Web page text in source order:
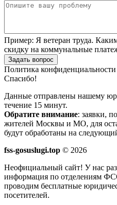
Пример: Я ветеран труда.
скидку на коммунальные
Задать вопрос
Политика конфиденциальности
Спасибо!
Данные отправлены нашему
течение 15 минут.
Обратите внимание: заявки,
жителей Москвы и МО, для
будут обработаны на
fss-gosuslugi.top © 2026
Неофициальный сайт! У нас
информация по отделениям
проводим бесплатные
посетителей.